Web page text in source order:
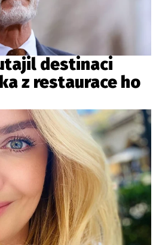
destinaci
z restaurace ho